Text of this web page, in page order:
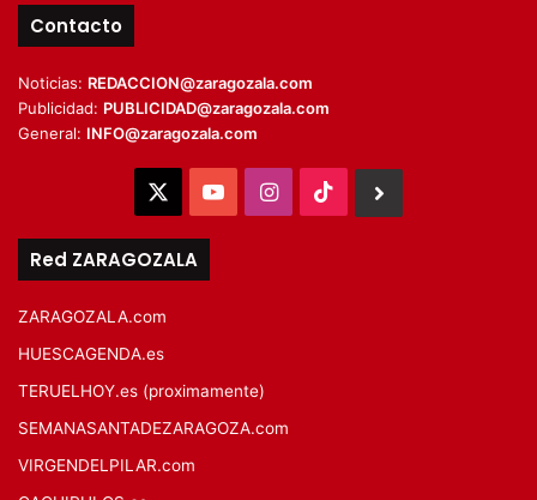
Contacto
Noticias: REDACCION@zaragozala.com
Publicidad: PUBLICIDAD@zaragozala.com
General: INFO@zaragozala.com
YouTubeInstagram
TikTok
Red ZARAGOZALA
ZARAGOZALA.com
HUESCAGENDA.es
TERUELHOY.es (proximamente)
SEMANASANTADEZARAGOZA.com
VIRGENDELPILAR.com